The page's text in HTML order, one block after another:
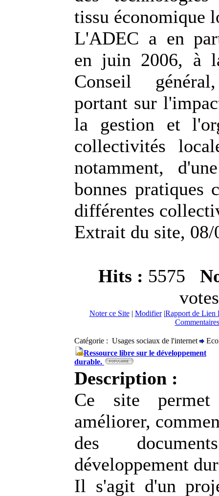
tissu économique
L'ADEC a en
en juin 2006, à
Conseil
portant sur
la gestion et
collectivités
notamment,
bonnes pratiques
différentes
Extrait du site, 08/
Hits : 5575
Noter ce Site| Modifier|Rapport de Lien
Catégorie : Usages sociaux de l'internet
Ressource libre sur le développement
durable.
Description :
Ce site
améliorer,
des
développement
Il s'agit d'un